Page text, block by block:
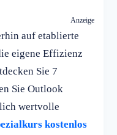
Anzeige
auf etablierte
eigene Effizienz
Sie 7
Sie Outlook
wertvolle
kostenlos